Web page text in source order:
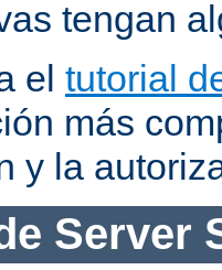
tengan
el tutorial
más
y la
Server